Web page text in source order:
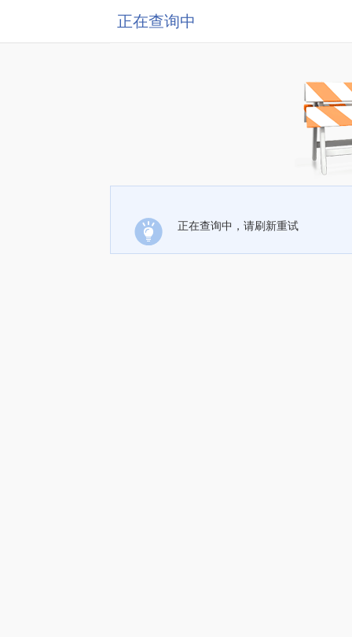
正在查询中
正在查询中，请刷新重试